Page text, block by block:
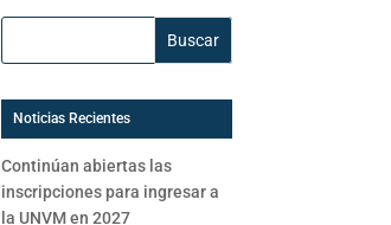
Buscar:
Noticias Recientes
Continúan abiertas las
inscripciones para ingresar a
la UNVM en 2027